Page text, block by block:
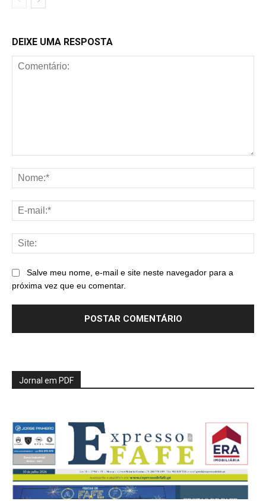
DEIXE UMA RESPOSTA
Salve meu nome, e-mail e site neste navegador para a
próxima vez que eu comentar.
Jornal em PDF